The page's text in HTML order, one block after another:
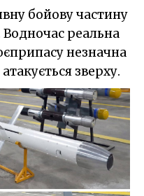
бойову частину
реальна
незначна
зверху.